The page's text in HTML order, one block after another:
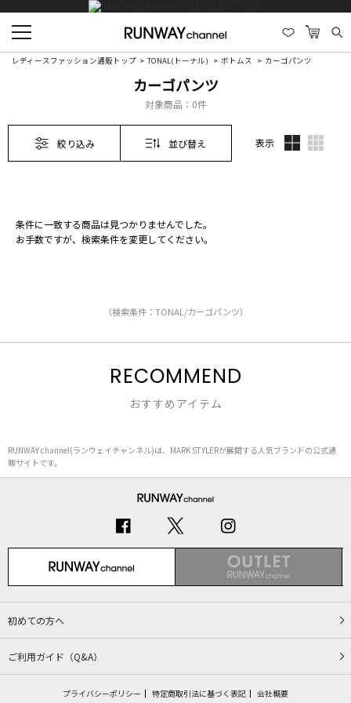
レディースファッション通販トップ TONAL(トーナル) ボトムス カーゴパンツ
カーゴパンツ
対象商品： 0件
絞り込み 並び替え 表示
条件に一致する商品は見つかりませんでした。
お手数ですが、検索条件を変更してください。
（検索条件：TONAL/カーゴパンツ）
RECOMMEND
おすすめアイテム
RUNWAY channel(ランウェイチャンネル)は、MARK STYLERが展開する人気ブランドの公式通
販サイトです。
初めての方へ
ご利用ガイド（Q&A）
プライバシーポリシー 特定商取引法に基づく表記 会社概要